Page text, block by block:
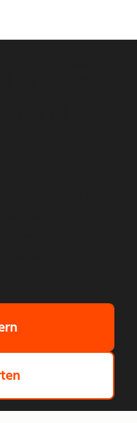
mehr
mit
benötigen sie eine
und sie
Zeitpunkt